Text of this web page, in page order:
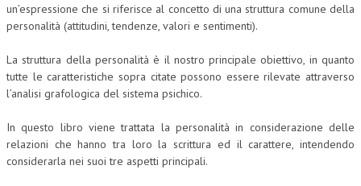
un’espressione che si riferisce al concetto di una struttura comune della
personalità (attitudini, tendenze, valori e sentimenti).
La struttura della personalità è il nostro principale obiettivo, in quanto
tutte le caratteristiche sopra citate possono essere rilevate attraverso
l’analisi grafologica del sistema psichico.
In questo libro viene trattata la personalità in considerazione delle
relazioni che hanno tra loro la scrittura ed il carattere, intendendo
considerarla nei suoi tre aspetti principali.